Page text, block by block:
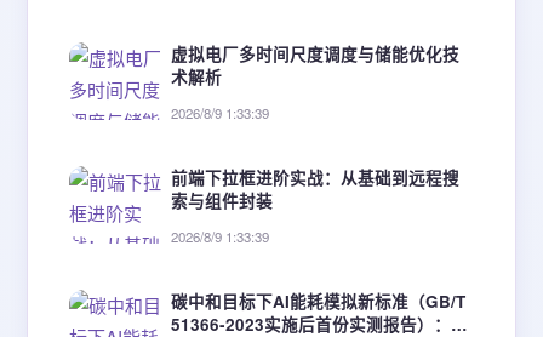
虚拟电厂多时间尺度调度与储能优化技
术解析
2026/8/9 1:33:39
前端下拉框进阶实战：从基础到远程搜
索与组件封装
2026/8/9 1:33:39
碳中和目标下AI能耗模拟新标准（GB/T
51366-2023实施后首份实测报告）：3